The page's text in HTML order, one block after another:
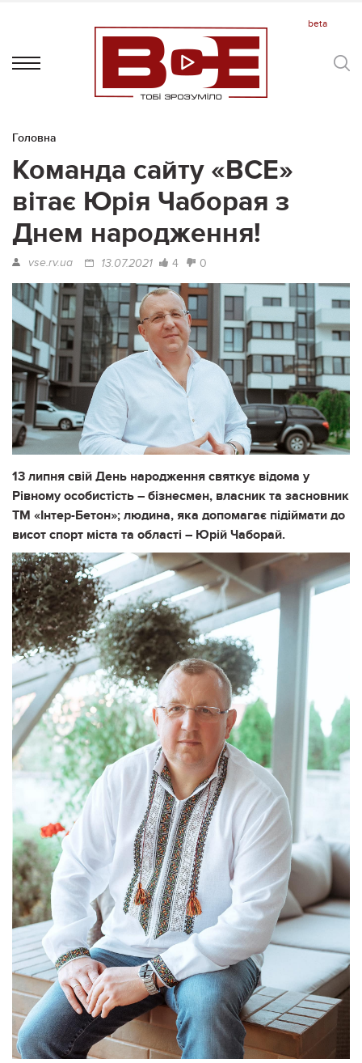
Головна
Команда сайту «ВСЕ»
вітає Юрія Чаборая з
Днем народження!
vse.rv.ua 13.07.2021 4 0
13 липня свій День народження святкує відома у
Рівному особистість – бізнесмен, власник та засновник
ТМ «Інтер-Бетон»; людина, яка допомагає підіймати до
висот спорт міста та області – Юрій Чаборай.